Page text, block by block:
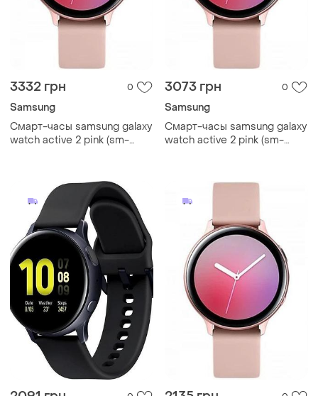
3332 грн 0
Samsung
Смарт-часы samsung galaxy
watch active 2 pink (sm-
3073 грн 0
Samsung
Смарт-часы samsung galaxy
watch active 2 pink (sm-